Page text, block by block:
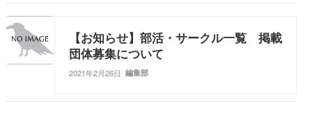
【お知らせ】部活・サークル一覧 掲載
団体募集について
編集部
2021年2月26日